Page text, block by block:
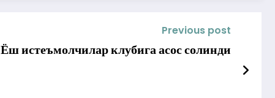
Previous post
Ёш истеъмолчилар клубига асос солинди